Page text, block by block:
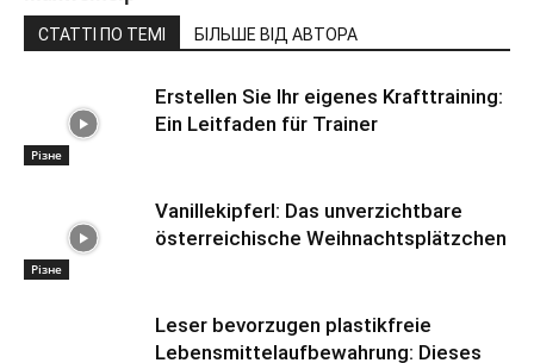
СТАТТІ ПО ТЕМІ БІЛЬШЕ ВІД АВТОРА
Різне
Erstellen Sie Ihr eigenes Krafttraining:
Ein Leitfaden für Trainer
Різне
Vanillekipferl: Das unverzichtbare
österreichische Weihnachtsplätzchen
Leser bevorzugen plastikfreie
Lebensmittelaufbewahrung: Dieses